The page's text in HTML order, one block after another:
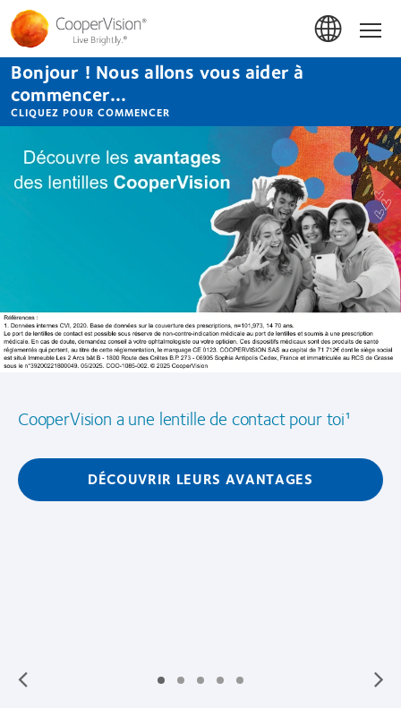
Aller
au
contenu
principal
Bonjour ! Nous allons vous aider à
commencer...
CLIQUEZ POUR COMMENCER
Lentilles
de
CooperVision a une lentille de contact pour toi¹
DÉCOUVRIR LEURS AVANTAGES